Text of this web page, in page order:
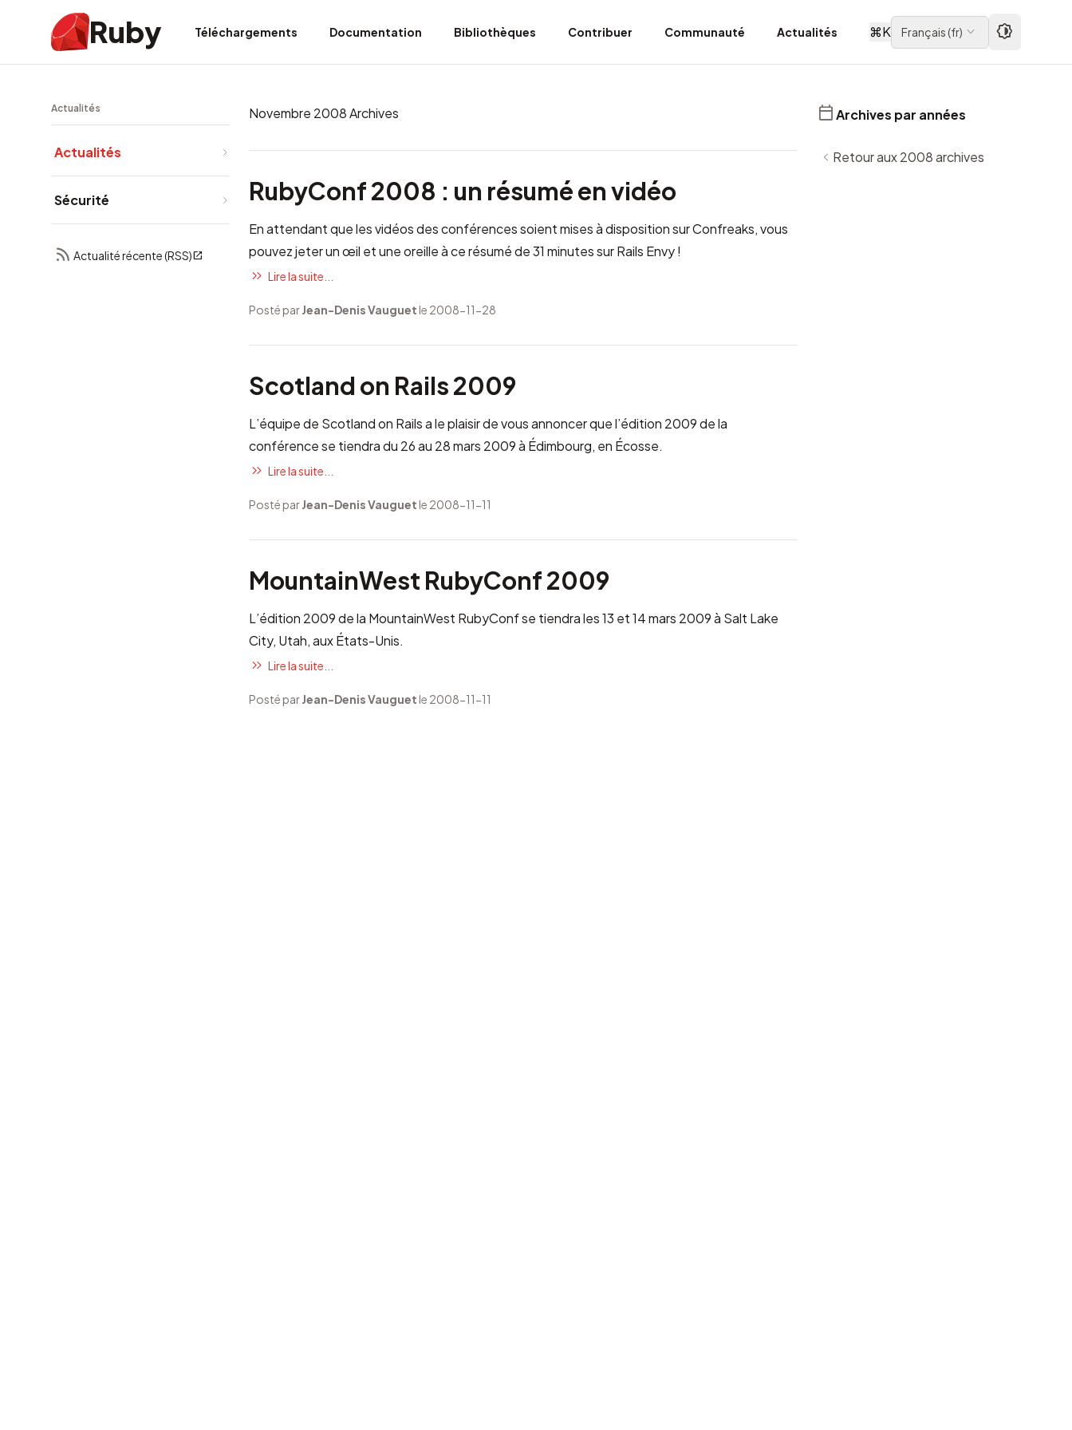
Ruby Téléchargements Documentation Bibliothèques Contribuer Communauté Actualités ⌘K Français(fr)
Actualités
Actualités
Sécurité
Actualité récente (RSS)
Novembre 2008 Archives
RubyConf 2008 : un résumé en vidéo
En attendant que les vidéos des conférences soient mises à disposition surConfreaks, vous
pouvez jeter un œil et une oreille à cerésumé de 31 minutes sur Rails Envy!
Lire la suite...
Posté parJean-Denis Vauguet le 2008-11-28
Scotland on Rails 2009
L’équipe de Scotland on Railsa le plaisir de vous annoncer que l’édition 2009 de la
conférence se tiendra du 26 au 28 mars 2009 à Édimbourg, en Écosse.
Lire la suite...
Posté parJean-Denis Vauguet le 2008-11-11
MountainWest RubyConf 2009
L’édition 2009 de la MountainWest RubyConfse tiendra les 13 et 14 mars 2009 à Salt Lake
City, Utah, aux États-Unis.
Lire la suite...
Posté parJean-Denis Vauguet le 2008-11-11
Archives par années
Retour aux 2008 archives